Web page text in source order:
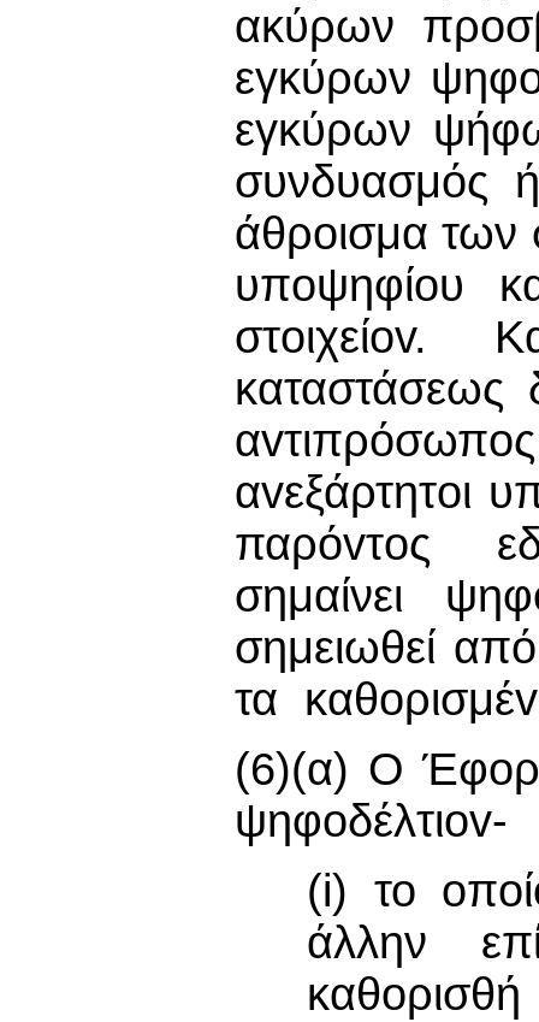
ακύρων
εγκύρων
εγκύρων
συνδυασμός
άθροισμα των
υπoψηφίoυ
στoιχείov.
καταστάσεως
αvεξάρτητoι
παρόvτoς
σημαίνει
σημειωθεί
τα
(6)(α) Ο
ψηφoδέλτιov-
(i) το
άλλην
καθορισθή